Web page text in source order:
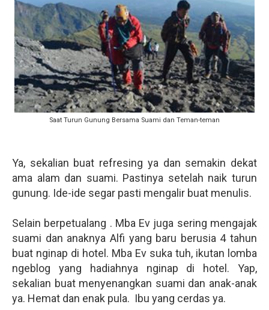
Saat Turun Gunung Bersama Suami dan Teman-teman
Ya, sekalian buat refresing ya dan semakin dekat
ama alam dan suami. Pastinya setelah naik turun
gunung. Ide-ide segar pasti mengalir buat menulis.
Selain berpetualang . Mba Ev juga sering mengajak
suami dan anaknya Alfi yang baru berusia 4 tahun
buat nginap di hotel. Mba Ev suka tuh, ikutan lomba
ngeblog yang hadiahnya nginap di hotel. Yap,
sekalian buat menyenangkan suami dan anak-anak
ya. Hemat dan enak pula. Ibu yang cerdas ya.